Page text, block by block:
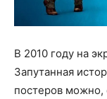
В 2010 году на
Запутанная
постеров можно,